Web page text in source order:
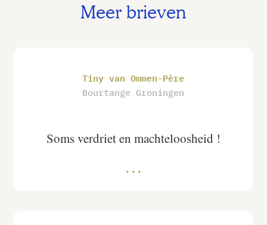
Meer brieven
Tiny van Ommen-Père
Bourtange Groningen
Soms verdriet en machteloosheid !